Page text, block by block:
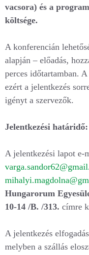
vacsora) és a
költsége.
A konferencián
alapján – előadás,
perces időtartamban.
ezért a jelentkezés
igényt a szervezők.
Jelentkezési
A jelentkezési lapot e-
Hungarorum
10-14 /B. /313. címre
A jelentkezés
melyben a szállás